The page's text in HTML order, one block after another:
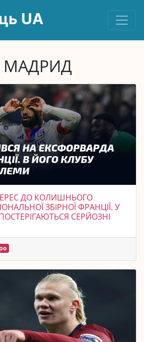
UA
МАДРИД
ДО КОЛИШНЬОГО
ЗБІРНОЇ ФРАНЦІЇ. У
СЕРЙОЗНІ